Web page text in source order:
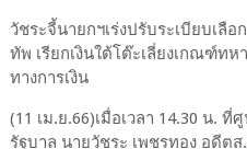
วัชระจี้นายกฯเร่งปรับระเบียบเลื
ทัพ เรียกเงินใต้โต๊ะเลี่ยงเกณฑ์ทห
ทางการเงิน
(11 เม.ย.66)เมื่อเวลา 14.30 น. ที่
รัฐบาล นายวัชระ เพชรทอง อดีต